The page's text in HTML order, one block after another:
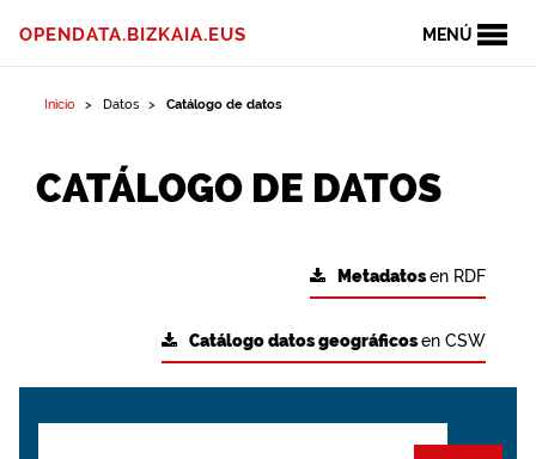
MENÚ
OPENDATA.BIZKAIA.EUS
Inicio Datos Catálogo de datos
CATÁLOGO DE DATOS
Metadatosen RDF
Catálogo datos geográficosen CSW